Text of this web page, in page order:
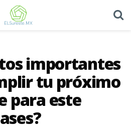
importantes
tu próximo
para este